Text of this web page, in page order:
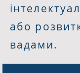
або
вадами.